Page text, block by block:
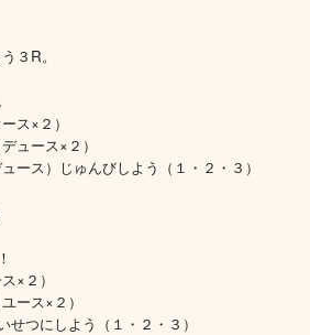
３R。
ス×２）
ュース×２）
ース）じゅんびしよう（１・２・３）
×２）
ース×２）
つにしよう（１・２・３）